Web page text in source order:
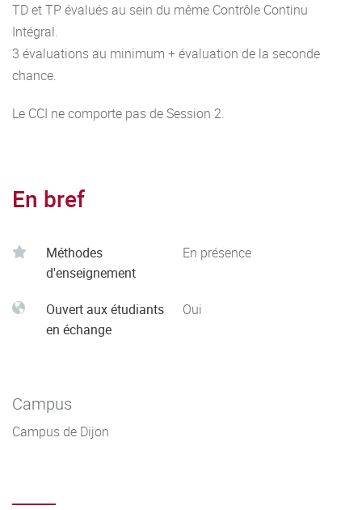
TD et TP évalués au sein du même Contrôle Continu
Intégral.
3 évaluations au minimum + évaluation de la seconde
chance.
Le CCI ne comporte pas de Session 2.
En bref
Méthodes
d'enseignement
En présence
Ouvert aux étudiants
en échange
Oui
Campus
Campus de Dijon